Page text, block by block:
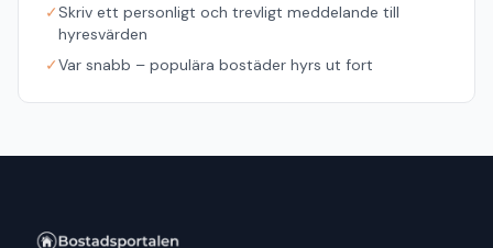
✓Skriv ett personligt och trevligt meddelande till
hyresvärden
✓Var snabb – populära bostäder hyrs ut fort